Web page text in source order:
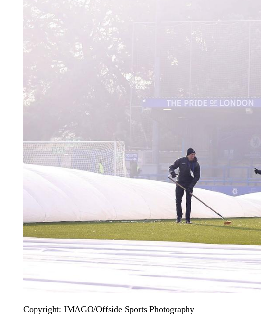
Copyright: IMAGO/Offside Sports Photography